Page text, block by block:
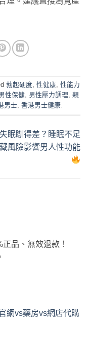
勃起硬度 性健康 性能力
性保健 男性壓力調理 親
男士 香港男士健康
眠瞓得差？睡眠不足
風險影響男人性功能
品、無效退款！
網vs藥房vs網店代購